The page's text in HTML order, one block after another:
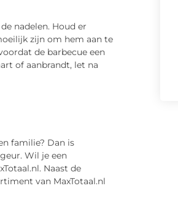
nadelen. Houd er
zijn om hem aan te
de barbecue een
of aanbrandt, let na
familie? Dan is
Wil je een
Naast de
van MaxTotaal.nl